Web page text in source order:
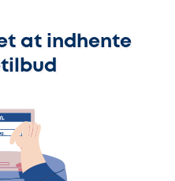
at indhente